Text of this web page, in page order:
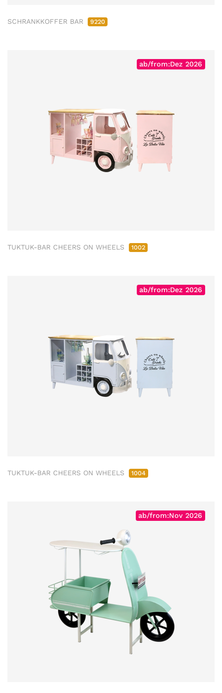
SCHRANKKOFFER BAR 9220
ab/from:Dez 2026
TUKTUK-BAR CHEERS ON WHEELS 1002
ab/from:Dez 2026
TUKTUK-BAR CHEERS ON WHEELS 1004
ab/from:Nov 2026